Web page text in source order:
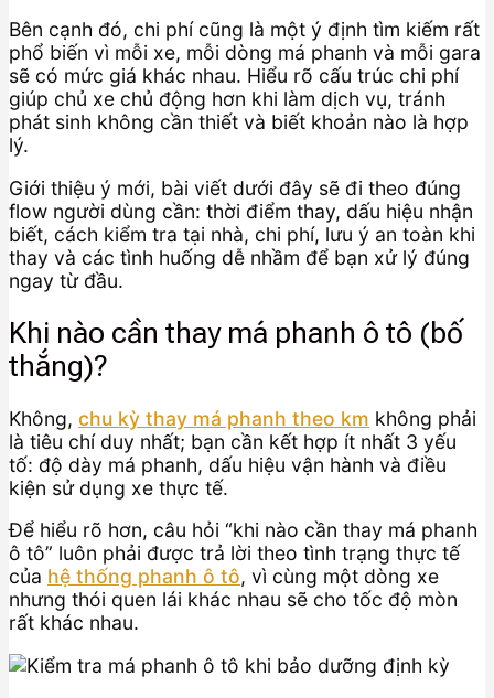
Bên cạnh đó, chi phí cũng là một ý định tìm kiếm rất
phổ biến vì mỗi xe, mỗi dòng má phanh và mỗi gara
sẽ có mức giá khác nhau. Hiểu rõ cấu trúc chi phí
giúp chủ xe chủ động hơn khi làm dịch vụ, tránh
phát sinh không cần thiết và biết khoản nào là hợp
lý.
Giới thiệu ý mới, bài viết dưới đây sẽ đi theo đúng
flow người dùng cần: thời điểm thay, dấu hiệu nhận
biết, cách kiểm tra tại nhà, chi phí, lưu ý an toàn khi
thay và các tình huống dễ nhầm để bạn xử lý đúng
ngay từ đầu.
Khi nào cần thay má phanh ô tô (bố
thắng)?
Không, chu kỳ thay má phanh theo km không phải
là tiêu chí duy nhất; bạn cần kết hợp ít nhất 3 yếu
tố: độ dày má phanh, dấu hiệu vận hành và điều
kiện sử dụng xe thực tế.
Để hiểu rõ hơn, câu hỏi “khi nào cần thay má phanh
ô tô” luôn phải được trả lời theo tình trạng thực tế
của hệ thống phanh ô tô, vì cùng một dòng xe
nhưng thói quen lái khác nhau sẽ cho tốc độ mòn
rất khác nhau.